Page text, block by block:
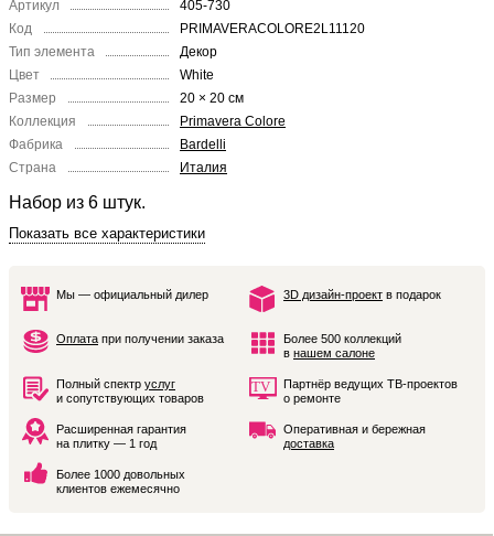
Артикул
405-730
Код
PRIMAVERACOLORE2L11120
Тип элемента
Декор
Цвет
White
Размер
20 × 20 см
Коллекция
Primavera Colore
Фабрика
Bardelli
Страна
Италия
Набор из 6 штук.
Показать все характеристики
Мы — официальный дилер 3D дизайн-проект в подарок
Оплата при получении заказа
Более 500 коллекций
в нашем салоне
Полный спектр услуг
и сопутствующих товаров
Партнёр ведущих ТВ-проектов
о ремонте
Расширенная гарантия
на плитку — 1 год
Оперативная и бережная
доставка
Более 1000 довольных
клиентов ежемесячно